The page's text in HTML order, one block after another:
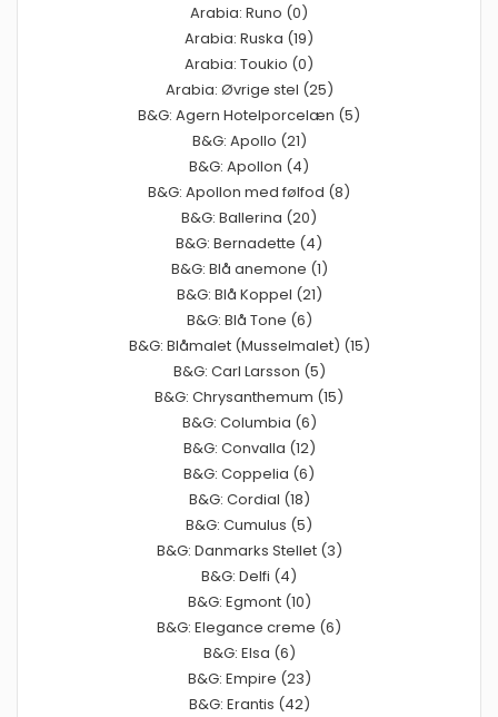
Arabia: Runo (0)
Arabia: Ruska (19)
Arabia: Toukio (0)
Arabia: Øvrige stel (25)
B&G: Agern Hotelporcelæn (5)
B&G: Apollo (21)
B&G: Apollon (4)
B&G: Apollon med følfod (8)
B&G: Ballerina (20)
B&G: Bernadette (4)
B&G: Blå anemone (1)
B&G: Blå Koppel (21)
B&G: Blå Tone (6)
B&G: Blåmalet (Musselmalet) (15)
B&G: Carl Larsson (5)
B&G: Chrysanthemum (15)
B&G: Columbia (6)
B&G: Convalla (12)
B&G: Coppelia (6)
B&G: Cordial (18)
B&G: Cumulus (5)
B&G: Danmarks Stellet (3)
B&G: Delfi (4)
B&G: Egmont (10)
B&G: Elegance creme (6)
B&G: Elsa (6)
B&G: Empire (23)
B&G: Erantis (42)